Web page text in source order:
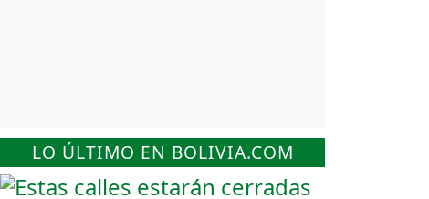
LO ÚLTIMO EN BOLIVIA.COM